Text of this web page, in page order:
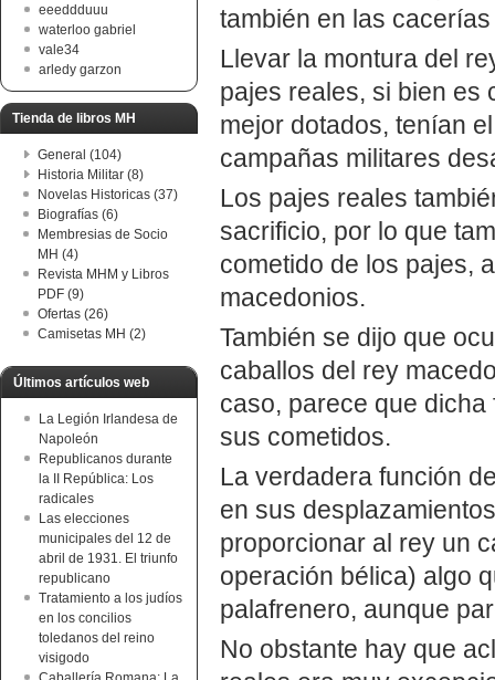
eeeddduuu
waterloo gabriel
vale34
arledy garzon
Tienda de libros MH
General (104)
Historia Militar (8)
Novelas Historicas (37)
Biografías (6)
Membresias de Socio
MH (4)
Revista MHM y Libros
PDF (9)
Ofertas (26)
Camisetas MH (2)
Últimos artículos web
La Legión Irlandesa de
Napoleón
Republicanos durante
la II República: Los
radicales
Las elecciones
municipales del 12 de
abril de 1931. El triunfo
republicano
Tratamiento a los judíos
en los concilios
toledanos del reino
visigodo
también en las
Llevar la montura del
pajes reales, si bien es
mejor dotados, tenían
campañas militares
Los pajes reales
sacrificio, por lo que
cometido de los pajes,
macedonios.
También se dijo que
caballos del rey
caso, parece que
sus cometidos.
La verdadera función
en sus
proporcionar al rey un
operación bélica) algo
palafrenero, aunque
No obstante hay que